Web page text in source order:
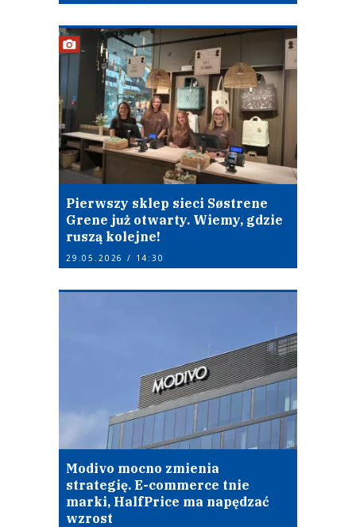
Pierwszy sklep sieci Søstrene
Grene już otwarty. Wiemy, gdzie
ruszą kolejne!
29.05.2026 / 14:30
Modivo mocno zmienia
strategię. E-commerce tnie
marki, HalfPrice ma napędzać
wzrost